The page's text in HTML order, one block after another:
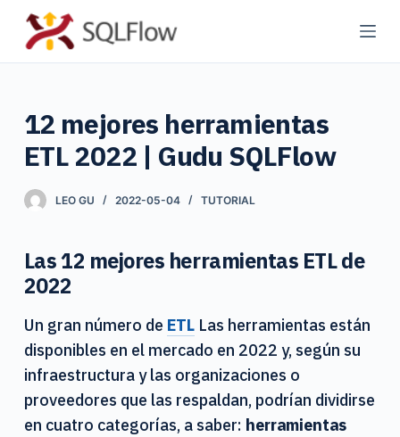
a
a
n
d
o
12 mejores herramientas
ETL 2022 | Gudu SQLFlow
LEO GU 2022-05-04 TUTORIAL
Las 12 mejores herramientas ETL de
2022
Un gran número de ETLLas herramientas están
disponibles en el mercado en 2022 y, según su
infraestructura y las organizaciones o
proveedores que las respaldan, podrían dividirse
en cuatro categorías, a saber: herramientas